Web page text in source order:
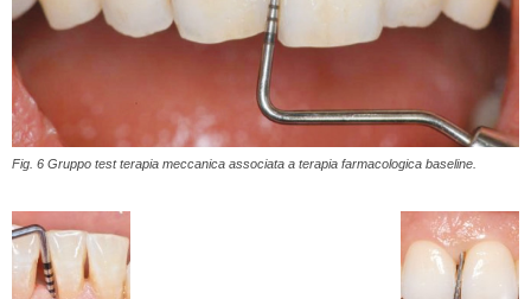
Fig. 6 Gruppo test terapia meccanica associata a terapia farmacologica baseline.